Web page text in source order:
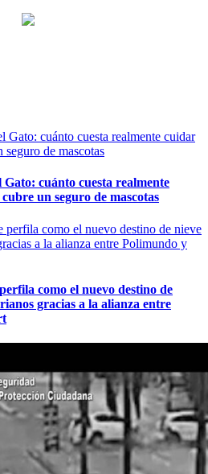
cuánto cuesta realmente
un seguro de mascotas
como el nuevo destino de
gracias a la alianza entre